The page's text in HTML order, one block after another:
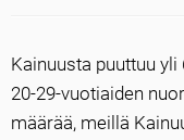
Kainuusta puuttuu
20-29-vuotiaiden
määrää, meillä